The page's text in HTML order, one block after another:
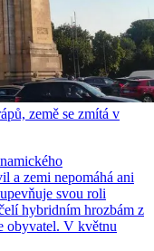
země se zmítá v
a zemi nepomáhá ani
svou roli
hybridním hrozbám z
obyvatel. V květnu